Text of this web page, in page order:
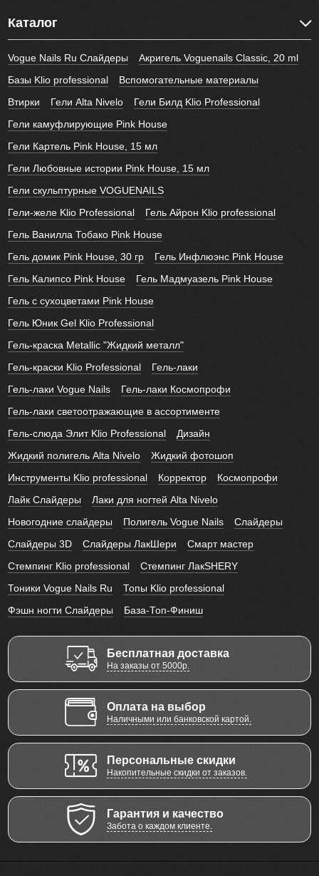
Каталог
Vogue Nails Ru Слайдеры
Акригель Voguenails Classic, 20 ml
Базы Klio professional
Вспомогательные материалы
Втирки
Гели Alta Nivelo
Гели Билд Klio Professional
Гели камуфлирующие Pink House
Гели Картель Pink House, 15 мл
Гели Любовные истории Pink House, 15 мл
Гели скульптурные VOGUENAILS
Гели-желе Klio Professional
Гель Айрон Klio professional
Гель Ванилла Тобако Pink House
Гель домик Pink House, 30 гр
Гель Инфлюэнс Pink House
Гель Калипсо Pink House
Гель Мадмуазель Pink House
Гель с сухоцветами Pink House
Гель Юник Gel Klio Professional
Гель-краска Metallic "Жидкий металл"
Гель-краски Klio Professional
Гель-лаки
Гель-лаки Vogue Nails
Гель-лаки Космопрофи
Гель-лаки светоотражающие в ассортименте
Гель-слюда Элит Klio Professional
Дизайн
Жидкий полигель Alta Nivelo
Жидкий фотошоп
Инструменты Klio professional
Корректор
Космопрофи
Лайк Слайдеры
Лаки для ногтей Alta Nivelo
Новогодние слайдеры
Полигель Vogue Nails
Слайдеры
Слайдеры 3D
Слайдеры ЛакШери
Смарт мастер
Стемпинг Klio professional
Стемпинг ЛакSHERY
Тоники Vogue Nails Ru
Топы Klio professional
Фэшн ногти Слайдеры
База-Топ-Финиш
Бесплатная доставка
На заказы от 5000р.
Оплата на выбор
Наличными или банковской картой.
Персональные скидки
Накопительные скидки от заказов.
Гарантия и качество
Забота о каждом клиенте.